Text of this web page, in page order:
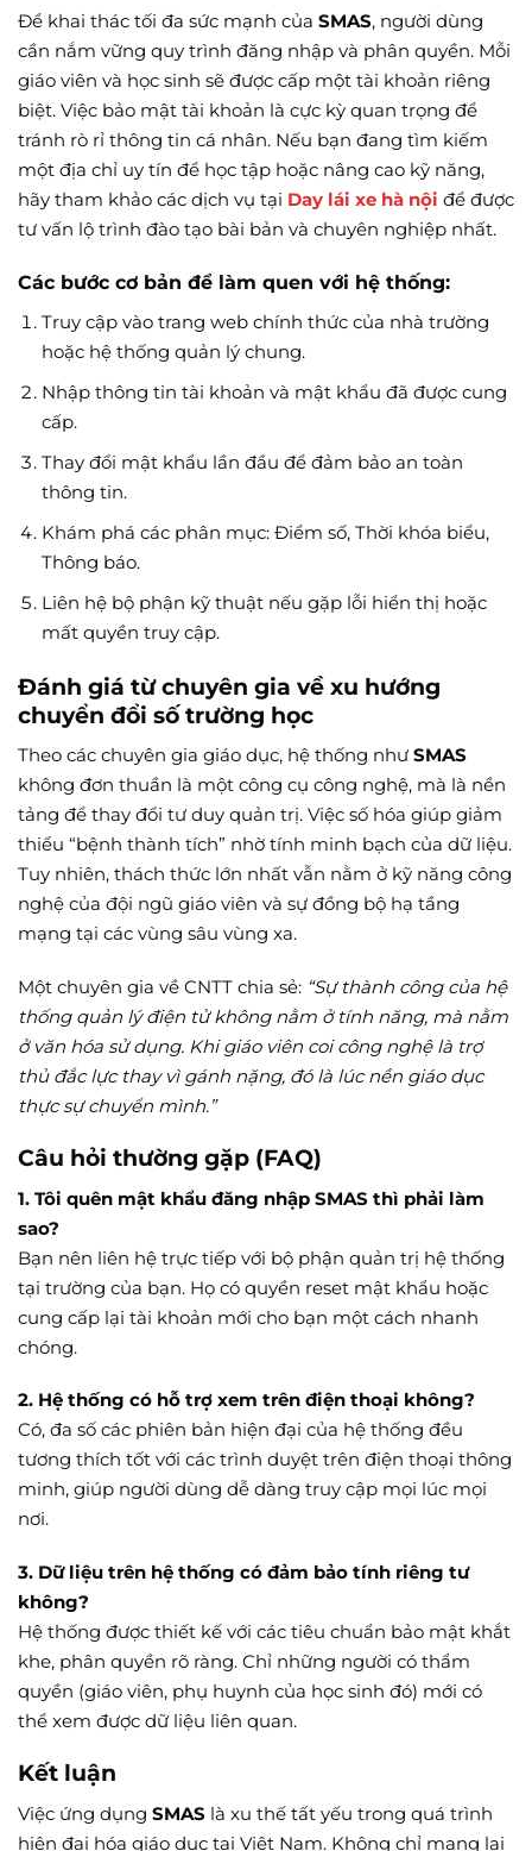
Để khai thác tối đa sức mạnh của SMAS, người dùng
cần nắm vững quy trình đăng nhập và phân quyền. Mỗi
giáo viên và học sinh sẽ được cấp một tài khoản riêng
biệt. Việc bảo mật tài khoản là cực kỳ quan trọng để
tránh rò rỉ thông tin cá nhân. Nếu bạn đang tìm kiếm
một địa chỉ uy tín để học tập hoặc nâng cao kỹ năng,
hãy tham khảo các dịch vụ tại Day lái xe hà nội để được
tư vấn lộ trình đào tạo bài bản và chuyên nghiệp nhất.
Các bước cơ bản để làm quen với hệ thống:
Truy cập vào trang web chính thức của nhà trường
hoặc hệ thống quản lý chung.
Nhập thông tin tài khoản và mật khẩu đã được cung
cấp.
Thay đổi mật khẩu lần đầu để đảm bảo an toàn
thông tin.
Khám phá các phân mục: Điểm số, Thời khóa biểu,
Thông báo.
Liên hệ bộ phận kỹ thuật nếu gặp lỗi hiển thị hoặc
mất quyền truy cập.
Đánh giá từ chuyên gia về xu hướng
chuyển đổi số trường học
Theo các chuyên gia giáo dục, hệ thống như SMAS
không đơn thuần là một công cụ công nghệ, mà là nền
tảng để thay đổi tư duy quản trị. Việc số hóa giúp giảm
thiểu “bệnh thành tích” nhờ tính minh bạch của dữ liệu.
Tuy nhiên, thách thức lớn nhất vẫn nằm ở kỹ năng công
nghệ của đội ngũ giáo viên và sự đồng bộ hạ tầng
mạng tại các vùng sâu vùng xa.
Một chuyên gia về CNTT chia sẻ: “Sự thành công của hệ
thống quản lý điện tử không nằm ở tính năng, mà nằm
ở văn hóa sử dụng. Khi giáo viên coi công nghệ là trợ
thủ đắc lực thay vì gánh nặng, đó là lúc nền giáo dục
thực sự chuyển mình.”
Câu hỏi thường gặp (FAQ)
1. Tôi quên mật khẩu đăng nhập SMAS thì phải làm
sao?
Bạn nên liên hệ trực tiếp với bộ phận quản trị hệ thống
tại trường của bạn. Họ có quyền reset mật khẩu hoặc
cung cấp lại tài khoản mới cho bạn một cách nhanh
chóng.
2. Hệ thống có hỗ trợ xem trên điện thoại không?
Có, đa số các phiên bản hiện đại của hệ thống đều
tương thích tốt với các trình duyệt trên điện thoại thông
minh, giúp người dùng dễ dàng truy cập mọi lúc mọi
nơi.
3. Dữ liệu trên hệ thống có đảm bảo tính riêng tư
không?
Hệ thống được thiết kế với các tiêu chuẩn bảo mật khắt
khe, phân quyền rõ ràng. Chỉ những người có thẩm
quyền (giáo viên, phụ huynh của học sinh đó) mới có
thể xem được dữ liệu liên quan.
Kết luận
Việc ứng dụng SMAS là xu thế tất yếu trong quá trình
hiện đại hóa giáo dục tại Việt Nam. Không chỉ mang lại